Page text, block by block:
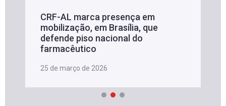
CRF-AL marca presença em
mobilização, em Brasília, que
defende piso nacional do
farmacêutico
25 de março de 2026